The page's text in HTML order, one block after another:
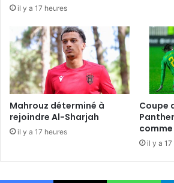
il y a 17 heures
Mahrouz déterminé à
rejoindre Al-Sharjah
il y a 17 heures
Coupe
il y a